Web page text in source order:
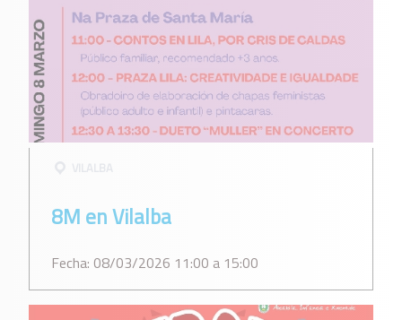
8M en Vilalba
Fecha: 08/03/2026 11:00 a 15:00